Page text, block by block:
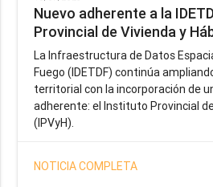
Nuevo adherente a la
Provincial de Vivienda y
La Infraestructura de Datos
Fuego (IDETDF) continúa
territorial con la incorporación de
adherente: el Instituto Provincial
(IPVyH).
NOTICIA COMPLETA